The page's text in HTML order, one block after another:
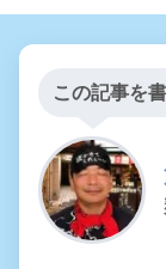
この記事を